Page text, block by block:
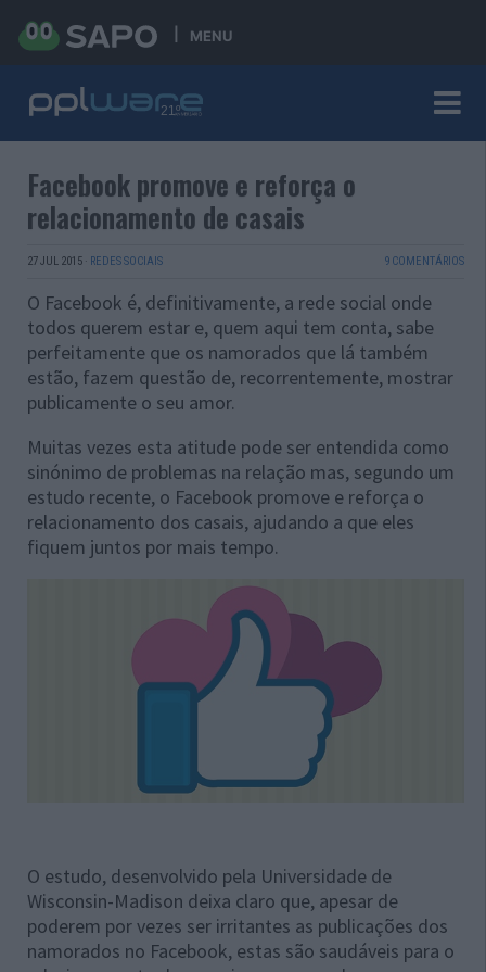
MENU
Facebook promove e reforça o
relacionamento de casais
27 JUL 2015 · REDES SOCIAIS 9 COMENTÁRIOS
O Facebook é, definitivamente, a rede social onde
todos querem estar e, quem aqui tem conta, sabe
perfeitamente que os namorados que lá também
estão, fazem questão de, recorrentemente, mostrar
publicamente o seu amor.
Muitas vezes esta atitude pode ser entendida como
sinónimo de problemas na relação mas, segundo um
estudo recente, o Facebook promove e reforça o
relacionamento dos casais, ajudando a que eles
fiquem juntos por mais tempo.
O estudo, desenvolvido pela Universidade de
Wisconsin-Madison deixa claro que, apesar de
poderem por vezes ser irritantes as publicações dos
namorados no Facebook, estas são saudáveis para o